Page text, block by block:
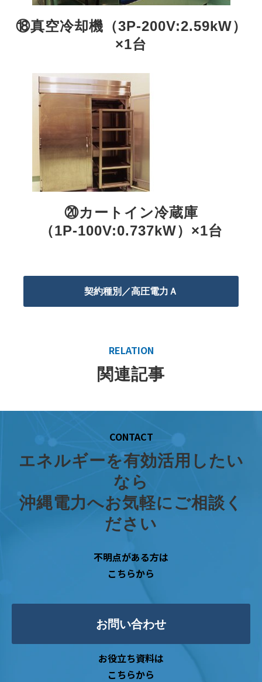
⑱真空冷却機（3P-200V:2.59kW）
×1台
⑳カートイン冷蔵庫
（1P-100V:0.737kW）×1台
契約種別／高圧電力Ａ
RELATION
関連記事
CONTACT
エネルギーを有効活用したい
なら
沖縄電力へお気軽にご相談く
ださい
不明点がある方は
こちらから
お問い合わせ
お役立ち資料は
こちらから